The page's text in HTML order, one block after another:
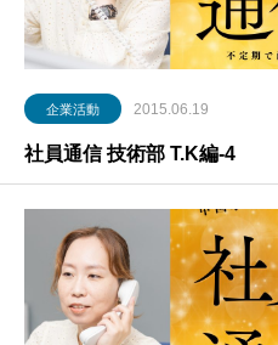
企業活動 2015.06.19
社員通信 技術部 T.K編-4